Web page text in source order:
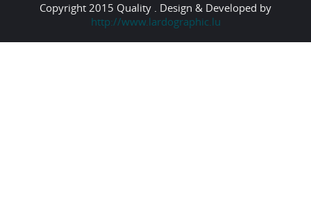
Copyright 2015 Quality . Design & Developed by
http://www.lardographic.lu